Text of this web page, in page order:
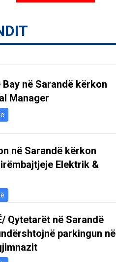
në Sarandë kërkon
Manager
në Sarandë kërkon
Elektrik &
Qytetarët në Sarandë
parkingun në